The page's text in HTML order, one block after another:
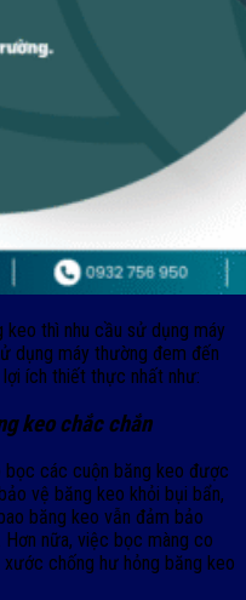
keo thì nhu cầu sử dụng máy
dụng máy thường đem đến
ích thiết thực nhất như:
keo chắc chắn
các cuộn băng keo được
vệ băng keo khỏi bụi bẩn,
băng keo vẫn đảm bảo
nữa, việc bọc màng co
chống hư hỏng băng keo